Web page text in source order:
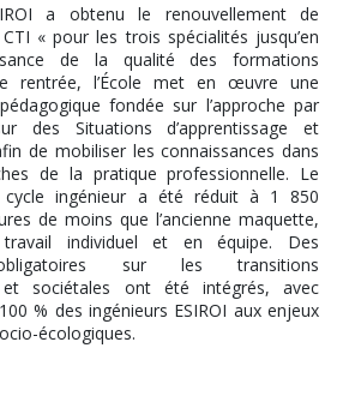
a obtenu le renouvellement de
« pour les trois spécialités jusqu’en
de la qualité des formations
rentrée, l’École met en œuvre une
fondée sur l’approche par
des Situations d’apprentissage et
de mobiliser les connaissances dans
de la pratique professionnelle. Le
ingénieur a été réduit à 1 850
de moins que l’ancienne maquette,
individuel et en équipe. Des
obligatoires sur les transitions
et sociétales ont été intégrés, avec
% des ingénieurs ESIROI aux enjeux
écologiques.